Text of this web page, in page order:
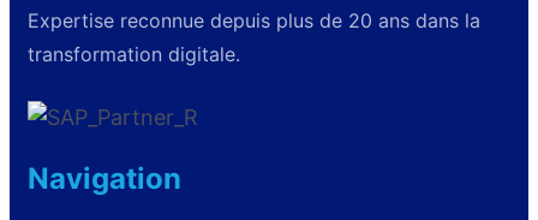
Expertise reconnue depuis plus de 20 ans dans la
transformation digitale.
Navigation